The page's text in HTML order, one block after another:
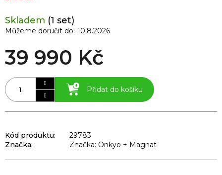
Skladem (1 set)
Můžeme doručit do: 10.8.2026
39 990 Kč
Přidat do košíku
Kód produktu:
29783
Značka:
Značka: Onkyo + Magnat